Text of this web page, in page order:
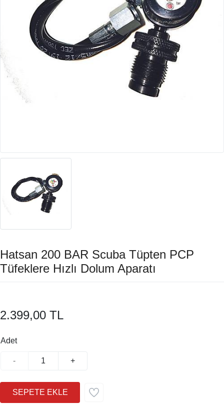
Hatsan 200 BAR Scuba Tüpten PCP
Tüfeklere Hızlı Dolum Aparatı
2.399,00 TL
Adet
- +